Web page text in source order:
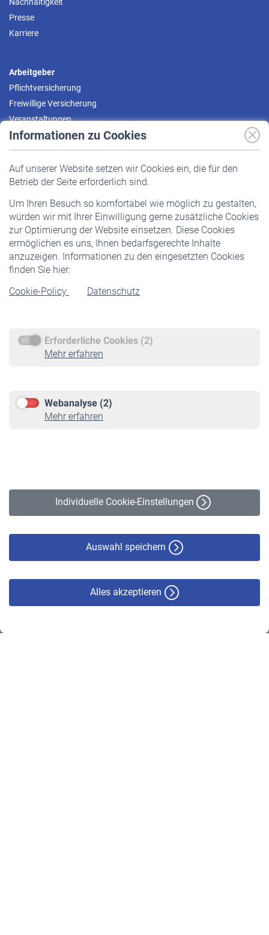
Informationen zu Cookies
Auf unserer Website setzen wir Cookies ein, die für den
Betrieb der Seite erforderlich sind.
Um Ihren Besuch so komfortabel wie möglich zu gestalten,
würden wir mit Ihrer Einwilligung gerne zusätzliche Cookies
zur Optimierung der Website einsetzen. Diese Cookies
ermöglichen es uns, Ihnen bedarfsgerechte Inhalte
anzuzeigen. Informationen zu den eingesetzten Cookies
finden Sie hier:
Cookie-Policy
Datenschutz
Erforderliche Cookies (2)
Mehr erfahren
Webanalyse (2)
Mehr erfahren
Individuelle Cookie-Einstellungen
Auswahl speichern
Alles akzeptieren
Presse
Karriere
Arbeitgeber
Pflichtversicherung
Freiwillige Versicherung
Veranstaltungen
Pflichtversicherung
Staatliche Förderung
Veranstaltungen
Rentner
Rentenbeginn
Rente beantragen
Service
Informationen
Online-Rechner
VBLnewsletter
Erklärung zur Barrierefreiheit
© VBL 2026